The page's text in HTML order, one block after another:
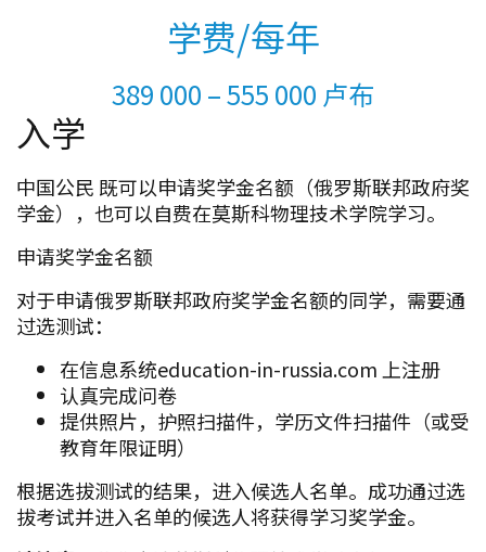
学费/每年
389 000 – 555 000 卢布
入学
中国公民 既可以申请奖学金名额（俄罗斯联邦政府奖
学金），也可以自费在莫斯科物理技术学院学习。
申请奖学金名额
对于申请俄罗斯联邦政府奖学金名额的同学，需要通
过选测试：
在信息系统education-in-russia.com 上注册
认真完成问卷
提供照片，护照扫描件，学历文件扫描件（或受
教育年限证明）
根据选拔测试的结果，进入候选人名单。成功通过选
拔考试并进入名单的候选人将获得学习奖学金。